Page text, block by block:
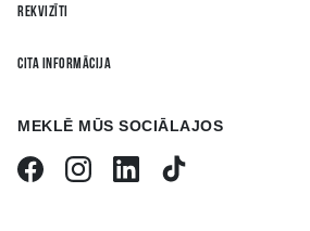
REKVIZĪTI
CITA INFORMĀCIJA
MEKLĒ MŪS SOCIĀLAJOS